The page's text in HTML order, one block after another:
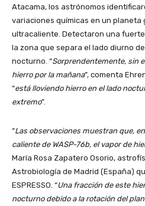
Atacama, los astrónomos
variaciones químicas en un planeta
ultracaliente. Detectaron una
la zona que separa el lado diurno
nocturno. “Sorprendentemente, sin
hierro por la mañana”, comenta
“está lloviendo hierro en el lado
extremo”.
“Las observaciones muestran que,
caliente de WASP-76b, el vapor de
María Rosa Zapatero Osorio,
Astrobiología de Madrid (España)
ESPRESSO. “Una fracción de este
nocturno debido a la rotación del